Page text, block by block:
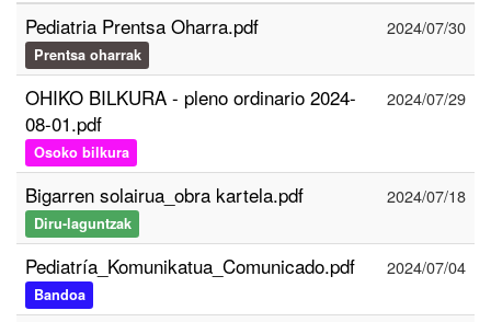
Pediatria Prentsa Oharra.pdf
Prentsa oharrak
2024/07/30
OHIKO BILKURA - pleno ordinario 2024-
08-01.pdf
Osoko bilkura
2024/07/29
Bigarren solairua_obra kartela.pdf
Diru-laguntzak
2024/07/18
Pediatría_Komunikatua_Comunicado.pdf
Bandoa
2024/07/04